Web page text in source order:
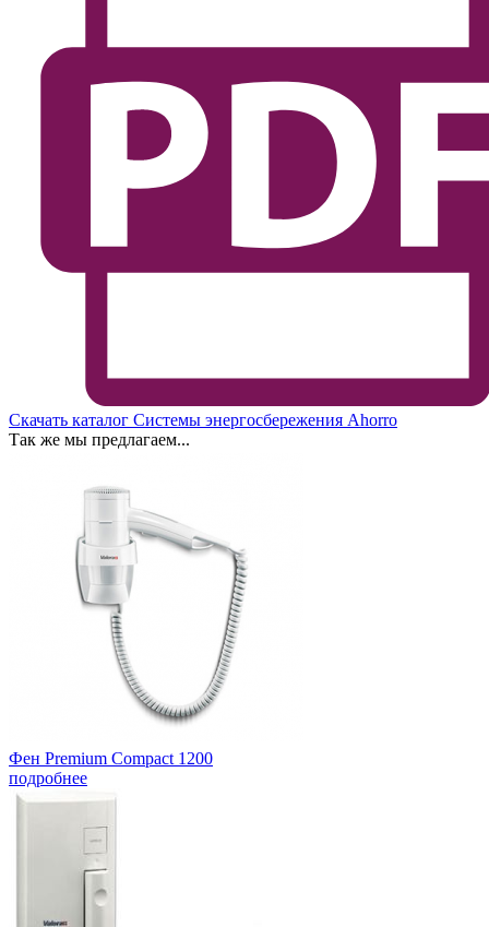
Скачать каталог Системы энергосбережения Ahorro
Так же мы предлагаем...
Фен Premium Compact 1200
подробнее